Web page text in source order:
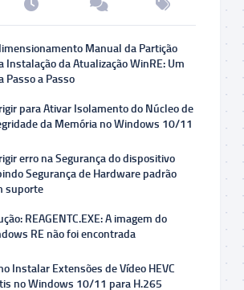
Manual da Partição
Instalação da Atualização WinRE: Um
Passo a Passo
para Ativar Isolamento do Núcleo de
da Memória no Windows 10/11
erro na Segurança do dispositivo
Segurança de Hardware padrão
suporte
REAGENTC.EXE: A imagem do
RE não foi encontrada
Instalar Extensões de Vídeo HEVC
no Windows 10/11 para H.265